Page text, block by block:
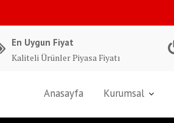
En Uygun Fiyat
Kaliteli Ürünler Piyasa Fiyatı
Anasayfa Kurumsal